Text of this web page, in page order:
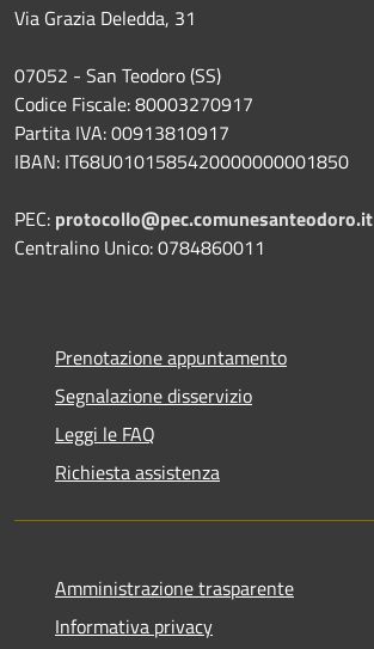
Via Grazia Deledda, 31
07052 - San Teodoro (SS)
Codice Fiscale: 80003270917
Partita IVA: 00913810917
IBAN: IT68U0101585420000000001850
PEC: protocollo@pec.comunesanteodoro.it
Centralino Unico: 0784860011
Prenotazione appuntamento
Segnalazione disservizio
Leggi le FAQ
Richiesta assistenza
Amministrazione trasparente
Informativa privacy